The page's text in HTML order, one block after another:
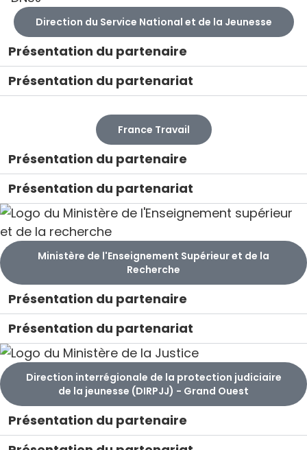
Direction du Service National et de la Jeunesse
Présentation du partenaire
Présentation du partenariat
France Travail
Présentation du partenaire
Présentation du partenariat
Ministère de l'Enseignement Supérieur et de la
Recherche
Présentation du partenaire
Présentation du partenariat
Direction interrégionale de la protection judiciaire
de la jeunesse (DIRPJJ) - Grand Ouest
Présentation du partenaire